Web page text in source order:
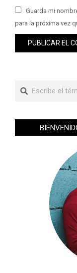
Guarda mi
para la próxima vez